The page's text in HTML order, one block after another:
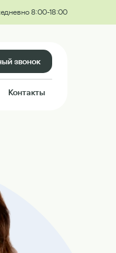
8:00-18:00
звонок
Контакты